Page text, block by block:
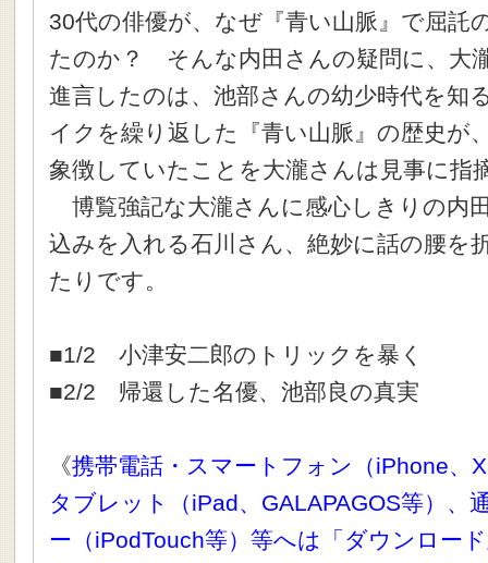
30代の俳優が、なぜ『青い山脈』で屈託
たのか？ そんな内田さんの疑問に、大
進言したのは、池部さんの幼少時代を知
イクを繰り返した『青い山脈』の歴史が
象徴していたことを大瀧さんは見事に指
博覧強記な大瀧さんに感心しきりの内
込みを入れる石川さん、絶妙に話の腰を
たりです。
■1/2 小津安二郎のトリックを暴く
■2/2 帰還した名優、池部良の真実
《携帯電話・スマートフォン（iPhone、
タブレット（iPad、GALAPAGOS等）、
ー（iPodTouch等）等へは「ダウンロー